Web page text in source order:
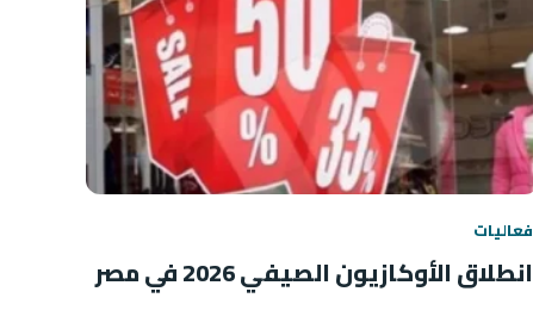
فعاليات
انطلاق الأوكازيون الصيفي 2026 في مصر